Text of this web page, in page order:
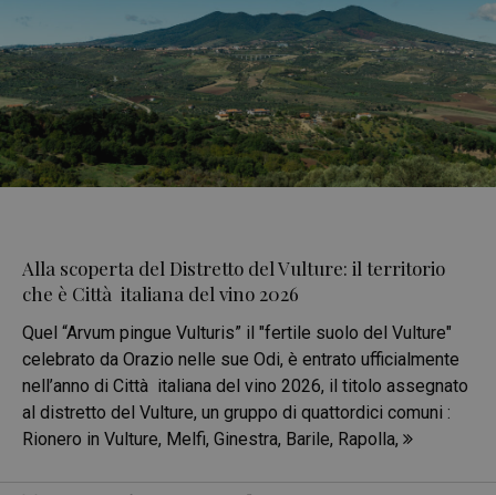
Alla scoperta del Distretto del Vulture: il territorio
che è Città italiana del vino 2026
Quel “Arvum pingue Vulturis” il "fertile suolo del Vulture"
celebrato da Orazio nelle sue Odi, è entrato ufficialmente
nell’anno di Città italiana del vino 2026, il titolo assegnato
al distretto del Vulture, un gruppo di quattordici comuni :
Rionero in Vulture, Melfi, Ginestra, Barile, Rapolla,